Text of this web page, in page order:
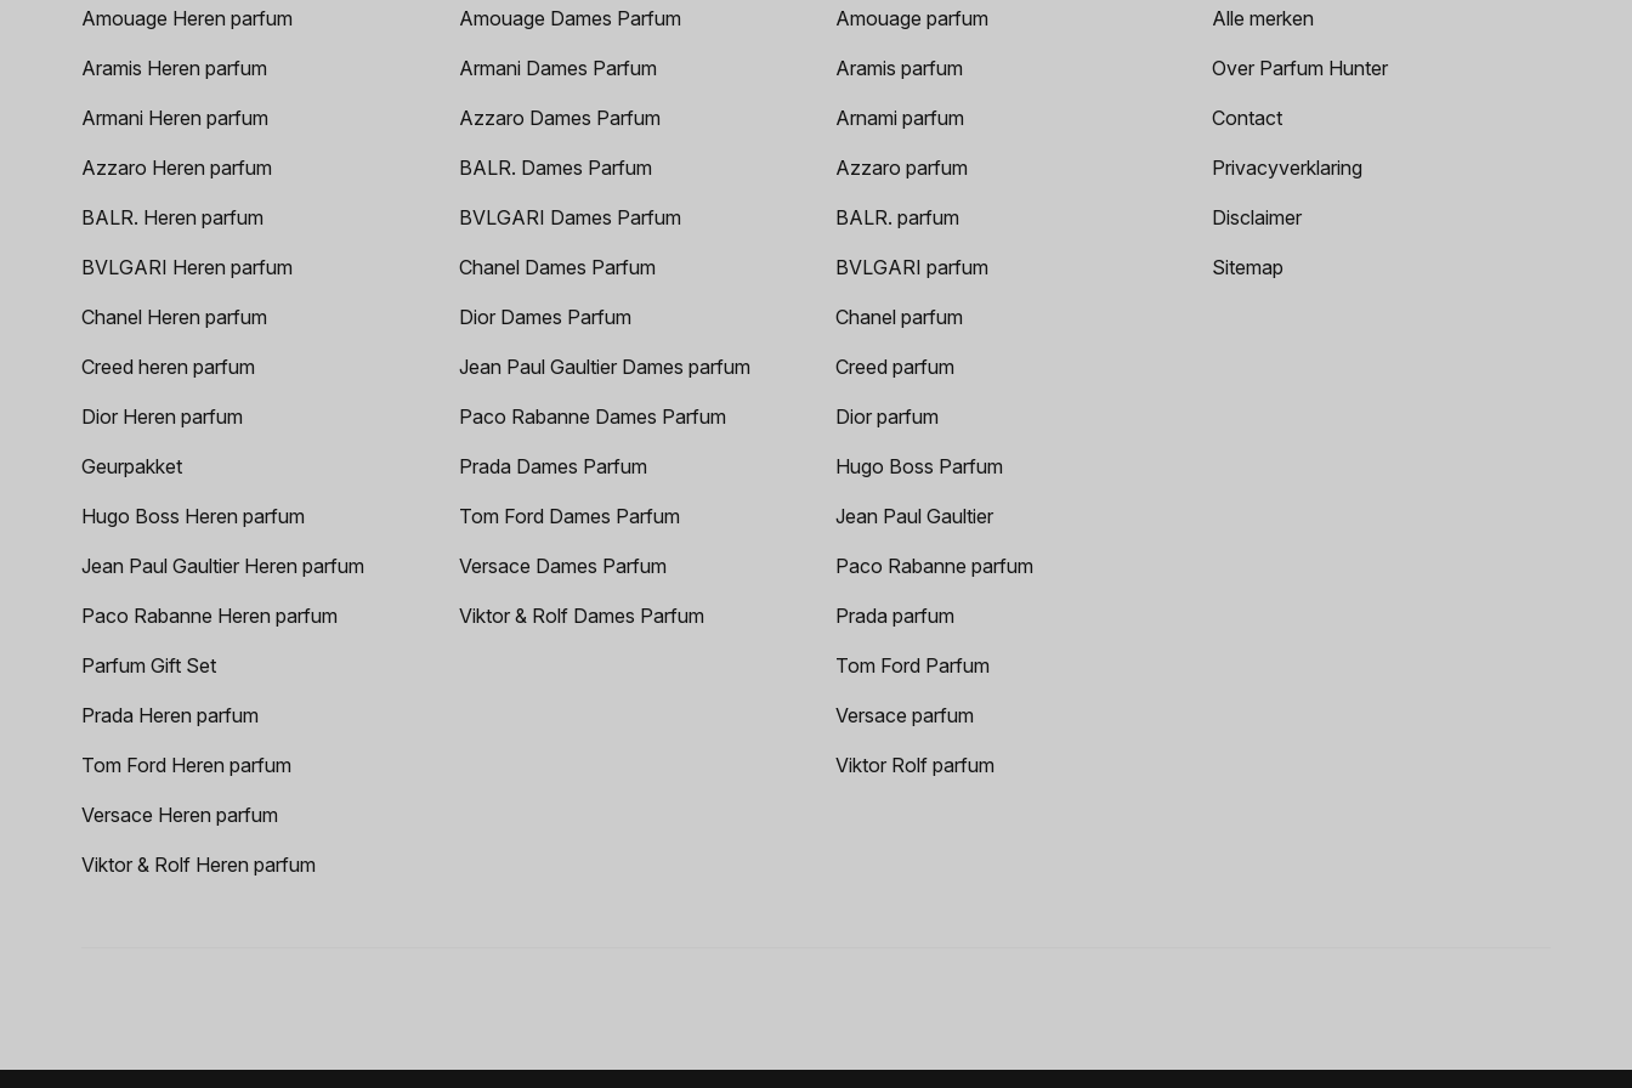
Amouage Heren parfum
Aramis Heren parfum
Armani Heren parfum
Azzaro Heren parfum
BALR. Heren parfum
BVLGARI Heren parfum
Chanel Heren parfum
Creed heren parfum
Dior Heren parfum
Geurpakket
Hugo Boss Heren parfum
Jean Paul Gaultier Heren parfum
Paco Rabanne Heren parfum
Parfum Gift Set
Prada Heren parfum
Tom Ford Heren parfum
Versace Heren parfum
Viktor & Rolf Heren parfum
Amouage Dames Parfum
Armani Dames Parfum
Azzaro Dames Parfum
BALR. Dames Parfum
BVLGARI Dames Parfum
Chanel Dames Parfum
Dior Dames Parfum
Jean Paul Gaultier Dames parfum
Paco Rabanne Dames Parfum
Prada Dames Parfum
Tom Ford Dames Parfum
Versace Dames Parfum
Viktor & Rolf Dames Parfum
Amouage parfum
Aramis parfum
Arnami parfum
Azzaro parfum
BALR. parfum
BVLGARI parfum
Chanel parfum
Creed parfum
Dior parfum
Hugo Boss Parfum
Jean Paul Gaultier
Paco Rabanne parfum
Prada parfum
Tom Ford Parfum
Versace parfum
Viktor Rolf parfum
Alle merken
Over Parfum Hunter
Contact
Privacyverklaring
Disclaimer
Sitemap